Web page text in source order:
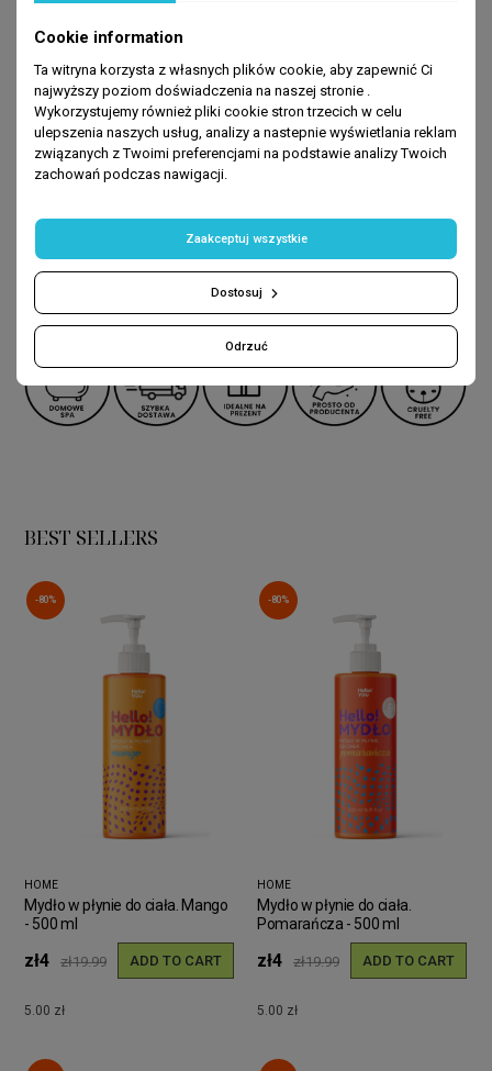
*Badania polegające na ocenie właściwości kosmetyku poprzez
testowanie go w warunkach domowych przez grupę
ochotników w określonym czasie. Siarkowe mydło w płynie UKOI
testowane było przez 20 ochotników w okresie 2 tygodni.
Naturalna siarka
Aloes, Pantenol Complex.
Vegan
BEST SELLERS
-80%
HOME
Mydło w płynie do ciała. Mango
- 500 ml
zł4 zł19.99 ADD TO CART
5.00 zł
-80%
HOME
Mydło w płynie do ciała.
Pomarańcza - 500 ml
zł4 zł19.99 ADD TO CART
5.00 zł
Cookie information
Ta witryna korzysta z własnych plików cookie, aby zapewnić Ci
najwyższy poziom doświadczenia na naszej stronie .
Wykorzystujemy również pliki cookie stron trzecich w celu
ulepszenia naszych usług, analizy a nastepnie wyświetlania reklam
związanych z Twoimi preferencjami na podstawie analizy Twoich
zachowań podczas nawigacji.
Odrzuć
Dostosuj
Zaakceptuj wszystkie